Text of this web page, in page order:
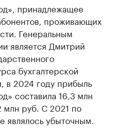
принадлежащее
проживающих
Генеральным
является Дмитрий
бухгалтерской
в 2024 году прибыль
составила 16,3 млн
млн руб. С 2021 по
являлось убыточным.